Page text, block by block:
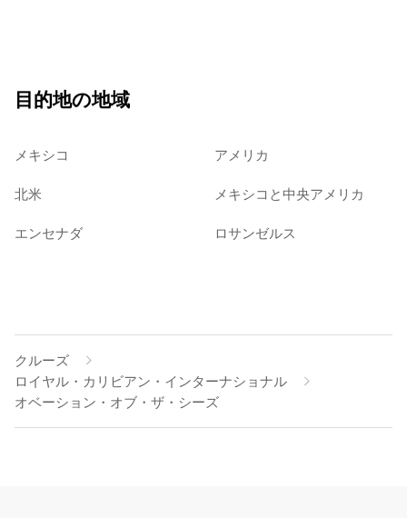
目的地の地域
メキシコ アメリカ
北米 メキシコと中央アメリカ
エンセナダ ロサンゼルス
クルーズ
ロイヤル・カリビアン・インターナショナル
オベーション・オブ・ザ・シーズ